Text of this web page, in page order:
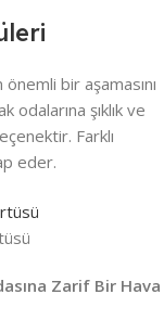
önemli bir aşamasını
odalarına şıklık ve
Farklı
eder.
Zarif Bir Hava